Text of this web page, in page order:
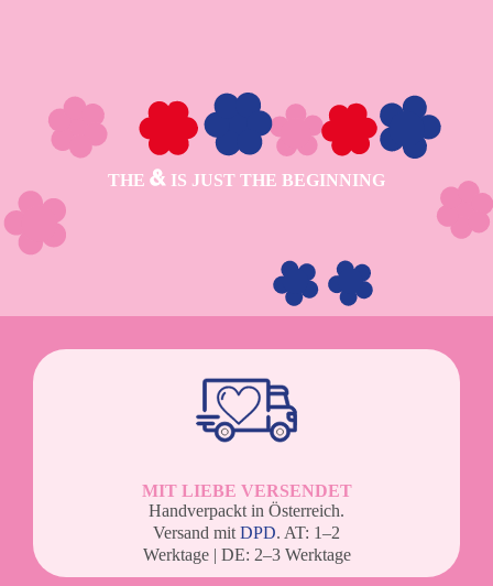
THE IS JUST THE BEGINNING
MIT LIEBE VERSENDET
Handverpackt in Österreich.
Versand mit DPD. AT: 1–2
Werktage | DE: 2–3 Werktage